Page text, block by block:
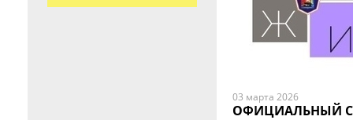
03 марта 2026
ОФИЦИАЛЬНЫЙ